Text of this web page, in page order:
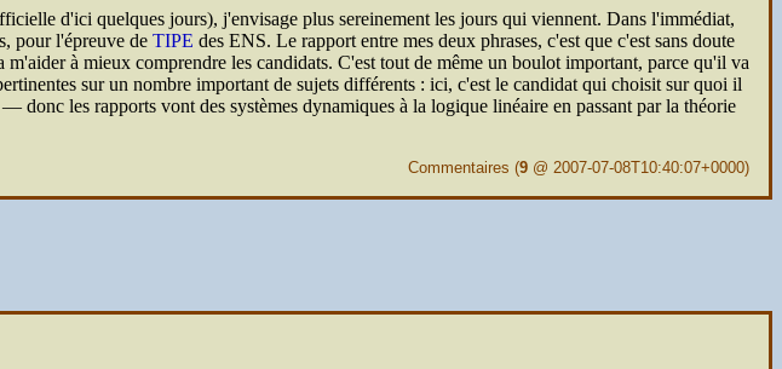
d'ici quelques jours), j'envisage plus sereinement les jours qui viennent. Dans l'immédiat,
pour l'épreuve de TIPE des ENS. Le rapport entre mes deux phrases, c'est que c'est sans doute
à mieux comprendre les candidats. C'est tout de même un boulot important, parce qu'il va
sur un nombre important de sujets différents : ici, c'est le candidat qui choisit sur quoi il
donc les rapports vont des systèmes dynamiques à la logique linéaire en passant par la théorie
Commentaires (9 @ 2007-07-08T10:40:07+0000)